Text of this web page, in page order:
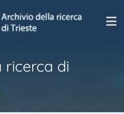
ricerca di